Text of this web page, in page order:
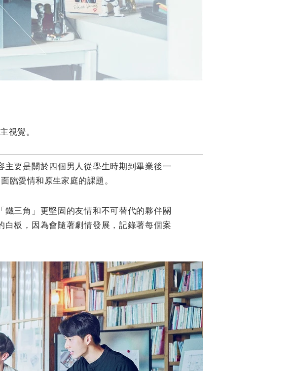
視覺。
要是關於四個男人從學生時期到畢業後一
臨愛情和原生家庭的課題。
鐵三角」更堅固的友情和不可替代的夥伴關
板，因為會隨著劇情發展，記錄著每個案